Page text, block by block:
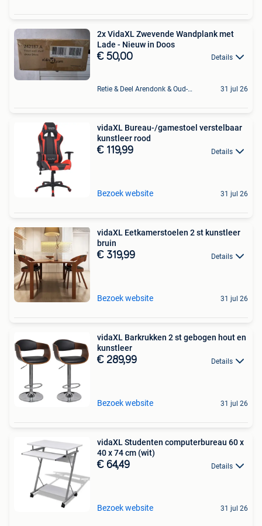
2x VidaXL Zwevende Wandplank met
Lade - Nieuw in Doos
€ 50,00 Details
Retie & Deel Arendonk & Oud-Turnhout 31 jul 26
vidaXL Bureau-/gamestoel verstelbaar
kunstleer rood
€ 119,99 Details
Bezoek website 31 jul 26
vidaXL Eetkamerstoelen 2 st kunstleer
bruin
€ 319,99 Details
Bezoek website 31 jul 26
vidaXL Barkrukken 2 st gebogen hout en
kunstleer
€ 289,99 Details
Bezoek website 31 jul 26
vidaXL Studenten computerbureau 60 x
40 x 74 cm (wit)
€ 64,49 Details
Bezoek website 31 jul 26